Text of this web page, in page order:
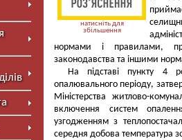
натисніть для
збільшення
нормами і правилами,
законодавства та іншими
На підставі пункту 4
опалювального періоду,
Міністерства житлово-
включення систем
узгодженням з
середня добова температура